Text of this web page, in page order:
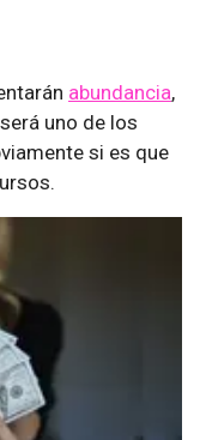
abundancia,
uno de los
si es que